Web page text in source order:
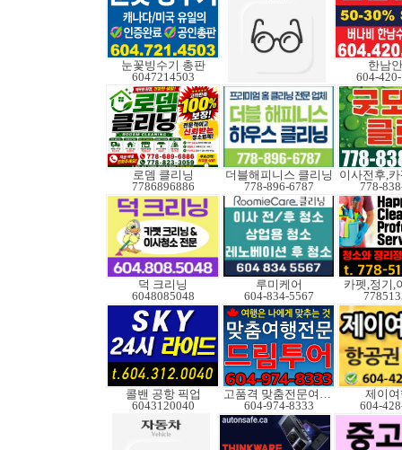
눈꽃빙수기 총판
6047214503
한남
604-
로뎀 클리닝
7786896886
더블해피니스 클리닝
778-896-6787
778-
덕 크리닝
6048085048
루미케어
604-834-5567
카펫,정기,
콜밴 공항 픽업
6043120040
고품격 맞춤전문여행사
604-974-8333
제이
604-